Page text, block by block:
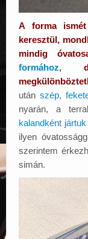
A forma
keresztül,
mindig
formához,
után szép,
nyarán, a
kalandként
ilyen
szerintem
simán.